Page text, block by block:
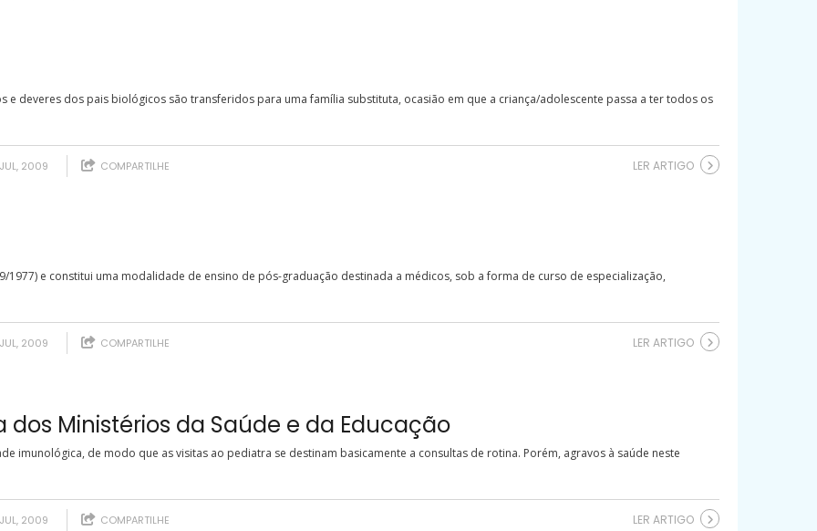
deveres dos pais biológicos são transferidos para uma família substituta, ocasião em que a criança/adolescente passa a ter todos os
2009 COMPARTILHE LER ARTIGO
1977) e constitui uma modalidade de ensino de pós-graduação destinada a médicos, sob a forma de curso de especialização,
2009 COMPARTILHE LER ARTIGO
dos Ministérios da Saúde e da Educação
imunológica, de modo que as visitas ao pediatra se destinam basicamente a consultas de rotina. Porém, agravos à saúde neste
2009 COMPARTILHE LER ARTIGO